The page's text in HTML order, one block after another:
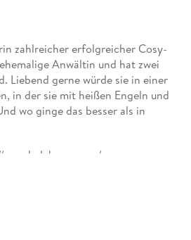
zahlreicher erfolgreicher Cosy-
Anwältin und hat zwei
Liebend gerne würde sie in einer
in der sie mit heißen Engeln und
wo ginge das besser als in
com/.